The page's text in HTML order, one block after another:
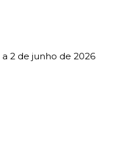
2 de junho de 2026